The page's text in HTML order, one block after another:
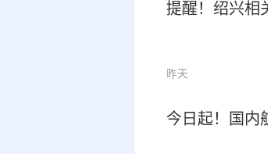
提醒！绍兴相
昨天
今日起！国内